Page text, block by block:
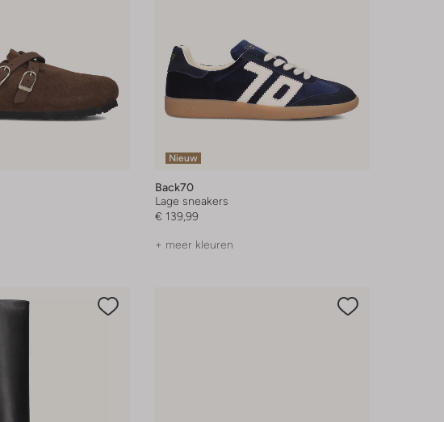
Nieuw
Back70
Lage sneakers
€ 139,99
+ meer kleuren